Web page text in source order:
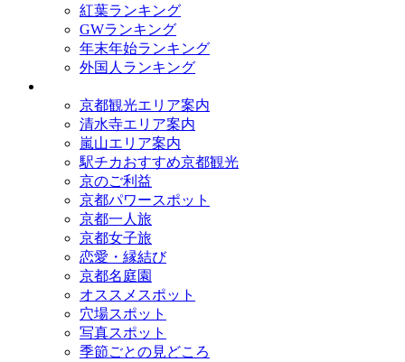
紅葉ランキング
GWランキング
年末年始ランキング
外国人ランキング
京都観光エリア案内
清水寺エリア案内
嵐山エリア案内
駅チカおすすめ京都観光
京のご利益
京都パワースポット
京都一人旅
京都女子旅
恋愛・縁結び
京都名庭園
オススメスポット
穴場スポット
写真スポット
季節ごとの見どころ